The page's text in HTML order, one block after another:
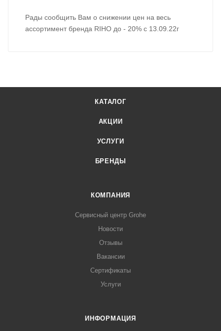
Рады сообщить Вам о снижении цен на весь
ассортимент бренда RIHO до - 20% с 13.09.22г
КАТАЛОГ
АКЦИИ
УСЛУГИ
БРЕНДЫ
КОМПАНИЯ
Сервисный центр Grohe
Новости
Отзывы
Вакансии
Сертификаты
Услуги
ИНФОРМАЦИЯ